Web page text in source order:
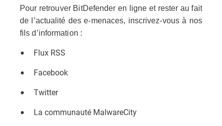
Pour retrouver BitDefender en ligne et rester au fait
de l’actualité des e-menaces, inscrivez-vous à nos
fils d’information :
Flux RSS
Facebook
Twitter
La communauté MalwareCity